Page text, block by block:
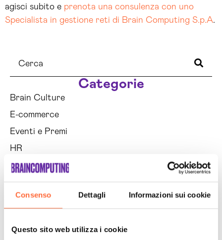
Consenso Dettagli Informazioni sui cookie
Questo sito web utilizza i cookie
agisci subito e prenota una consulenza con uno
Specialista in gestione reti di Brain Computing S.p.A.
Categorie
Brain Culture
E-commerce
Eventi e Premi
HR
IT e Innovazioni
Marketing
News
Progetti